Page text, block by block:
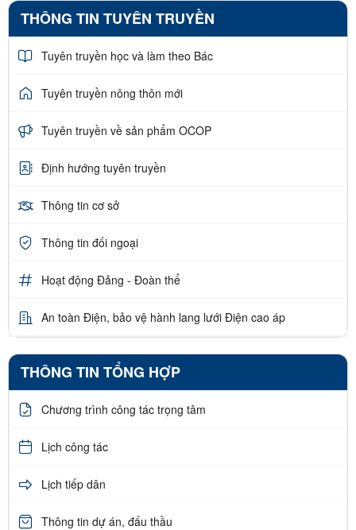
THÔNG TIN TUYÊN TRUYỀN
Tuyên truyền học và làm theo Bác
Tuyên truyền nông thôn mới
Tuyên truyền về sản phẩm OCOP
Định hướng tuyên truyền
Thông tin cơ sở
Thông tin đối ngoại
Hoạt động Đảng - Đoàn thể
An toàn Điện, bảo vệ hành lang lưới Điện cao áp
THÔNG TIN TỔNG HỢP
Chương trình công tác trọng tâm
Lịch công tác
Lịch tiếp dân
Thông tin dự án, đấu thầu